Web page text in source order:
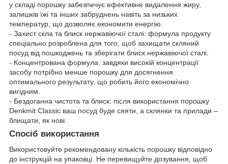
у складі порошку забезпечує ефективне видалення жиру,
залишків їжі та інших забруднень навіть за низьких
температур, що дозволяє економити енергію.
- Захист скла та блиск нержавіючої сталі: формула продукту
спеціально розроблена для того, щоб захищати скляний
посуд від пошкоджень та зберігати блиск нержавіючої сталі.
- Концентрована формула: завдяки високій концентрації
засобу потрібно менше порошку для досягнення
оптимального результату, що робить його економічно
вигідним.
- Бездоганна чистота та блиск: після використання порошку
Denkmit Classic ваш посуд буде сяяти, а склянки та прилади –
блищати, як нові.
Спосіб використання
Використовуйте рекомендовану кількість порошку відповідно
до інструкцій на упаковці. Не перевищуйте дозування, щоб